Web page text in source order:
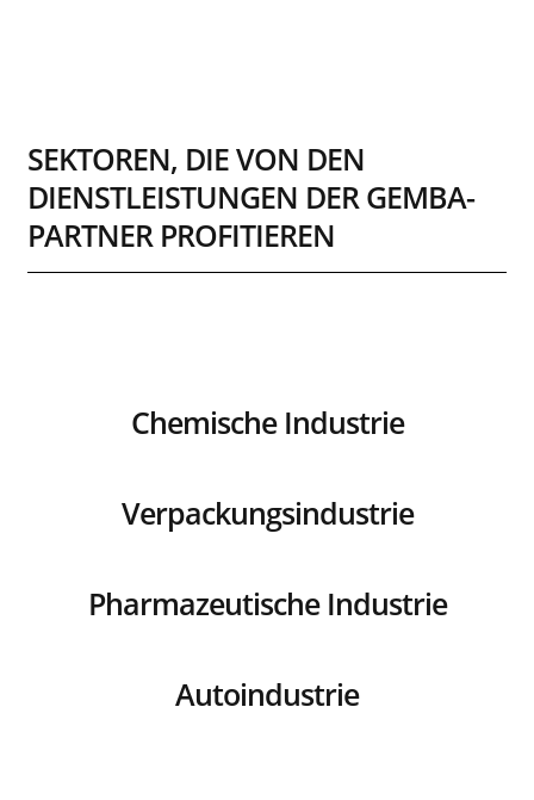
SEKTOREN, DIE VON DEN
DIENSTLEISTUNGEN DER GEMBA-
PARTNER PROFITIEREN
Chemische Industrie
Verpackungsindustrie
Pharmazeutische Industrie
Autoindustrie